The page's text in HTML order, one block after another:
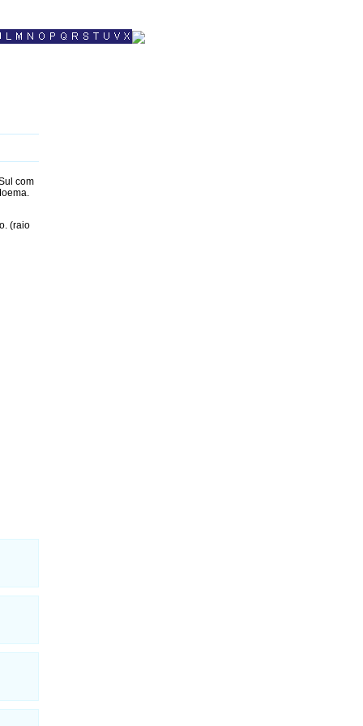
com
(raio